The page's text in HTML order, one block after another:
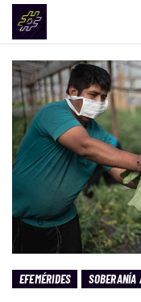
EFEMÉRIDES SOBERANÍA